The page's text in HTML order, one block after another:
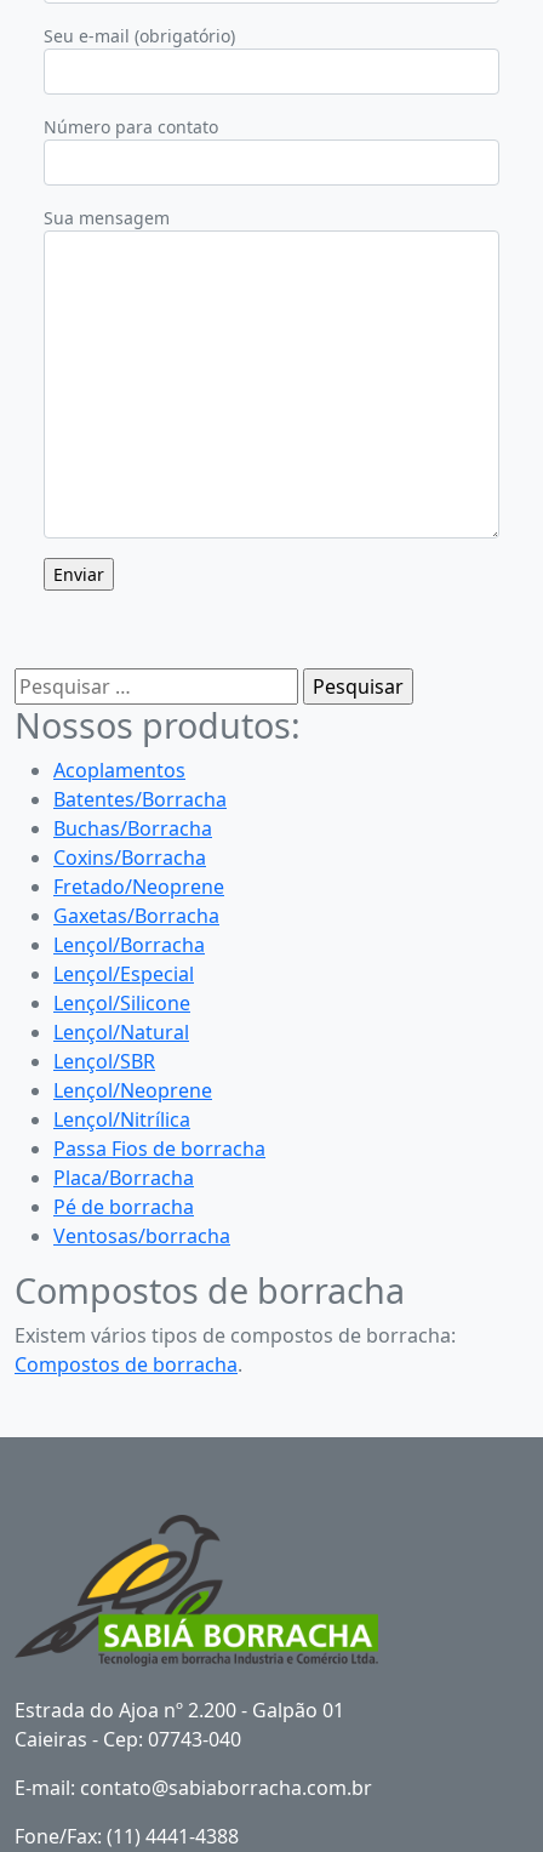
Seu e-mail (obrigatório)
Número para contato
Sua mensagem
Pesquisar
por:
Nossos produtos:
Acoplamentos
Batentes/Borracha
Buchas/Borracha
Coxins/Borracha
Fretado/Neoprene
Gaxetas/Borracha
Lençol/Borracha
Lençol/Especial
Lençol/Silicone
Lençol/Natural
Lençol/SBR
Lençol/Neoprene
Lençol/Nitrílica
Passa Fios de borracha
Placa/Borracha
Pé de borracha
Ventosas/borracha
Compostos de borracha
Existem vários tipos de compostos de borracha:
Compostos de borracha.
Estrada do Ajoa nº 2.200 - Galpão 01
Caieiras - Cep: 07743-040
E-mail: contato@sabiaborracha.com.br
Fone/Fax: (11) 4441-4388‬